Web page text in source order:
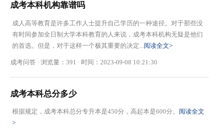
成考本科机构靠谱吗
成人高等教育是许多工作人士提升自己学历的一种途径。对于那些没
有时间参加全日制大学本科教育的人来说，成考本科机构无疑是他们
的首选。但是，对于这样一个极其重要的决定... 阅读全文>
成考问答 · 浏览量：391 · 时间：2023-09-08 10:21:30
成考本科总分多少
根据规定，成考本科总分专升本是450分，高起本是600分。 阅读全文
>